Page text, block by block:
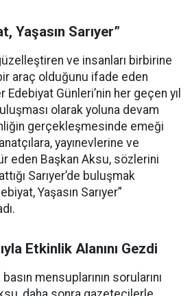
Yaşasın Sarıyer”
ve insanları birbirine
araç olduğunu ifade eden
Edebiyat Günleri’nin her geçen yıl
olarak yoluna devam
gerçekleşmesinde emeği
yayınevlerine ve
eden Başkan Aksu, sözlerini
Sarıyer’de buluşmak
Yaşasın Sarıyer”
Etkinlik Alanını Gezdi
mensuplarının sorularını